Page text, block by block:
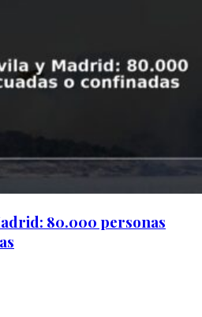
80.000 personas